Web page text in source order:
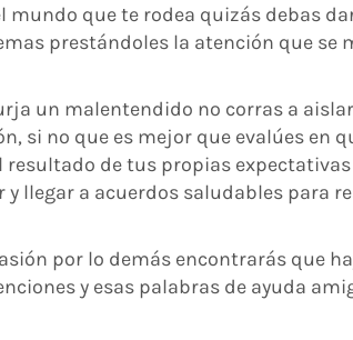
que te rodea quizás debas
prestándoles la atención que se
un malentendido no corras a
si no que es mejor que evalúes en
de tus propias expectativas
llegar a acuerdos saludables para
por lo demás encontrarás que
y esas palabras de ayuda